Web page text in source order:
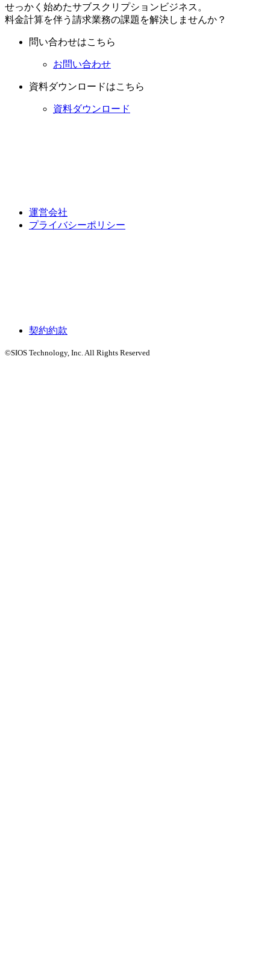
せっかく始めたサブスクリプションビジネス。
料金計算を伴う請求業務の課題を解決しませんか？
問い合わせはこちら
お問い合わせ
資料ダウンロードはこちら
資料ダウンロード
運営会社
プライバシーポリシー
契約約款
©SIOS Technology, Inc. All Rights Reserved